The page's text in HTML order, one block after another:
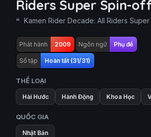
Riders Super Spin-
Kamen Rider Decade: All Riders
Phát hành 2009 Ngôn ngữ Phụ đề
Số tập Hoàn tất (31/31)
THỂ LOẠI
Hài Hước Hành Động Khoa Học
QUỐC GIA
Nhật Bản